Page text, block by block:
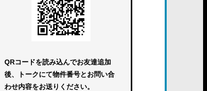
QRコードを読み込んでお友達追加
後、トークにて物件番号とお問い合
わせ内容をお送りください。